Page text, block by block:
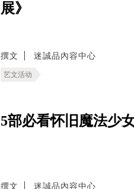
展》
撰文 迷誠品內容中心
艺文活动
5部必看怀旧魔法少
撰文 迷誠品內容中心